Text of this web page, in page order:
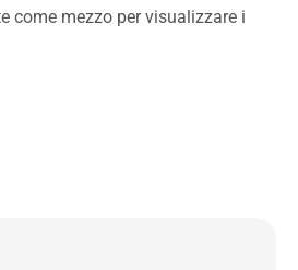
come mezzo per visualizzare i